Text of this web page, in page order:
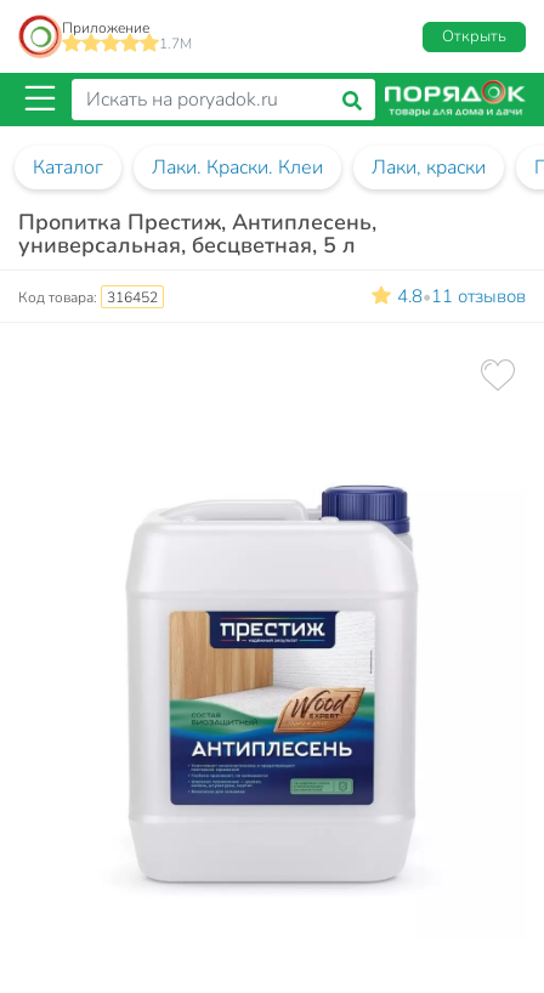
Приложение
1.7M
Открыть
Каталог Лаки. Краски. Клеи Лаки, краски
Пропитка Престиж, Антиплесень,
универсальная, бесцветная, 5 л
Код товара: 316452 4.8•11 отзывов